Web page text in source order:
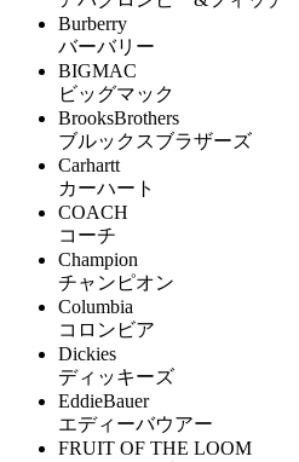
Burberry
バーバリー
BIGMAC
ビッグマック
BrooksBrothers
ブルックスブラザーズ
Carhartt
カーハート
COACH
コーチ
Champion
チャンピオン
Columbia
コロンビア
Dickies
ディッキーズ
EddieBauer
エディーバウアー
FRUIT OF THE LOOM